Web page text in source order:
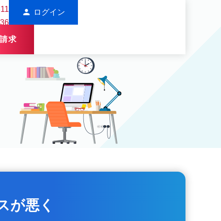
person ログイン
求
が悪く